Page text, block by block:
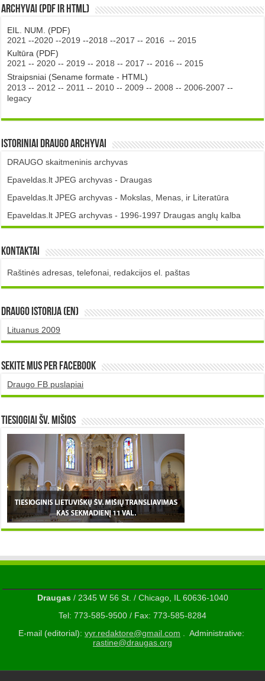
Archyvai (PDF ir HTML)
EIL. NUM. (PDF)
2021 --2020 --2019 --2018 --2017 -- 2016 -- 2015
Kultūra (PDF)
2021 -- 2020 -- 2019 -- 2018 -- 2017 -- 2016 -- 2015
Straipsniai (Sename formate - HTML)
2013 -- 2012 -- 2011 -- 2010 -- 2009 -- 2008 -- 2006-2007 --
legacy
Istoriniai DRAUGO Archyvai
DRAUGO skaitmeninis archyvas
Epaveldas.lt JPEG archyvas - Draugas
Epaveldas.lt JPEG archyvas - Mokslas, Menas, ir Literatūra
Epaveldas.lt JPEG archyvas - 1996-1997 Draugas anglų kalba
Kontaktai
Raštinės adresas, telefonai, redakcijos el. paštas
DRAUGO istorija (EN)
Lituanus 2009
Sekite mus per Facebook
Draugo FB puslapiai
TIESIOGIAI šv. MIŠIOS
Draugas/ 2345 W 56 St. / Chicago, IL 60636-1040
Tel: 773-585-9500 / Fax: 773-585-8284
E-mail (editorial): vyr.redaktore@gmail.com . Administrative:
rastine@draugas.org